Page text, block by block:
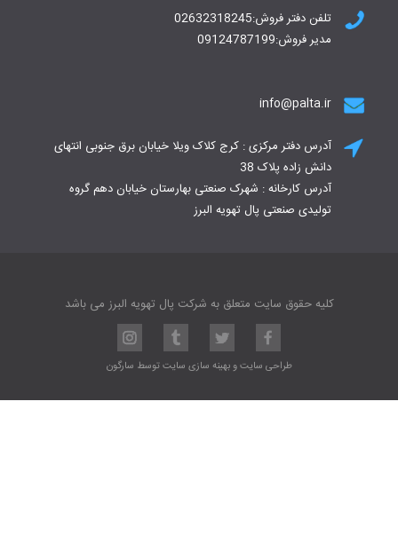
تلفن دفتر فروش:02632318245
مدیر فروش:09124787199
info@palta.ir
آدرس دفتر مرکزی : کرج کلاک ویلا خیابان برق جنوبی انتهای
دانش زاده پلاک 38
آدرس کارخانه : شهرک صنعتی بهارستان خیابان دهم گروه
تولیدی صنعتی پال تهویه البرز
کلیه حقوق سایت متعلق به شرکت پال تهویه البرز می باشد
طراحی سایتوبهینه سازی سایتتوسط سارگون